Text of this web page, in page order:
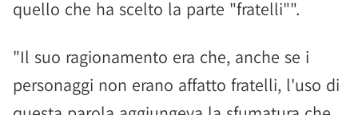
quello che ha scelto la parte "fratelli"".
"Il suo ragionamento era che, anche se i
personaggi non erano affatto fratelli, l'uso di